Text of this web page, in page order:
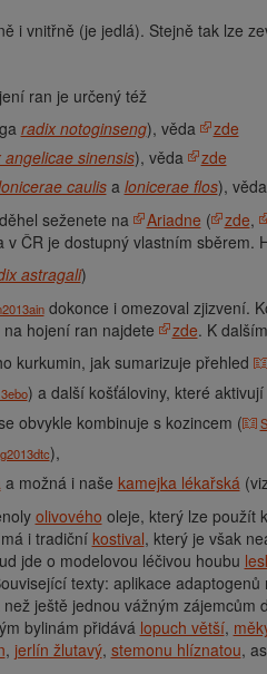
i vnitřně (je jedlá). Stejně tak lze
ran je určený též
radix notoginseng), věda
zde
angelicae sinensis), věda
zde
caulisa lonicerae flos), věda
seženete na
Ariadne ( zde,
ČR je dostupný vlastním sběrem.
astragali)
dokonce i omezoval zjizvení.
hojení ran najdete
zde. K
kurkumin, jak sumarizuje přehled
) a další košťáloviny, které
obvykle kombinuje s kozincem (
),
a možná i naše kamejka lékařská
olivového oleje, který lze použít
i tradiční kostival, který je však
jde o modelovou léčivou houbu
texty: aplikace adaptogenů
ještě jednou vážným zájemcům
bylinám přidává lopuch větší,
, jerlín žlutavý, stemonu hlíznatou,